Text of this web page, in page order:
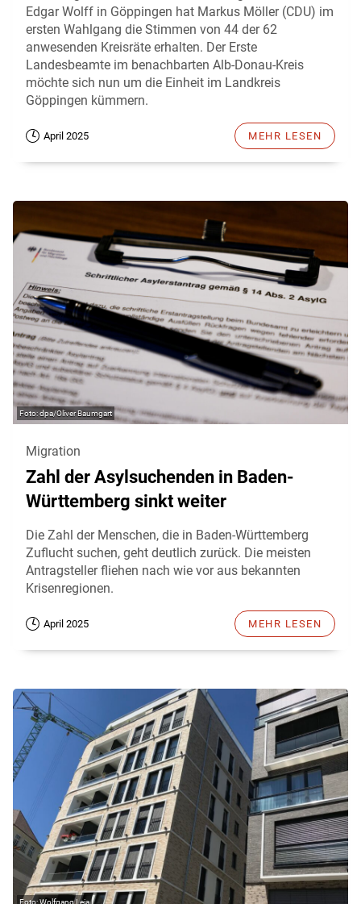
Edgar Wolff in Göppingen hat Markus Möller (CDU) im
ersten Wahlgang die Stimmen von 44 der 62
anwesenden Kreisräte erhalten. Der Erste
Landesbeamte im benachbarten Alb-Donau-Kreis
möchte sich nun um die Einheit im Landkreis
Göppingen kümmern.
April 2025 MEHR LESEN
dpa/Oliver Baumgart
Migration
Zahl der Asylsuchenden in Baden-
Württemberg sinkt weiter
Die Zahl der Menschen, die in Baden-Württemberg
Zuflucht suchen, geht deutlich zurück. Die meisten
Antragsteller fliehen nach wie vor aus bekannten
Krisenregionen.
April 2025 MEHR LESEN
Wolfgang Leja